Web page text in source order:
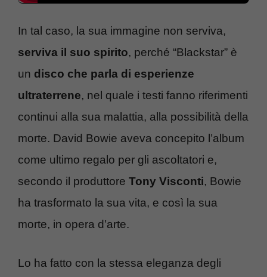
In tal caso, la sua immagine non serviva,
serviva il suo spirito, perché “Blackstar” è
un disco che parla di esperienze
ultraterrene, nel quale i testi fanno riferimenti
continui alla sua malattia, alla possibilità della
morte. David Bowie aveva concepito l’album
come ultimo regalo per gli ascoltatori e,
secondo il produttore Tony Visconti, Bowie
ha trasformato la sua vita, e così la sua
morte, in opera d’arte.
Lo ha fatto con la stessa eleganza degli